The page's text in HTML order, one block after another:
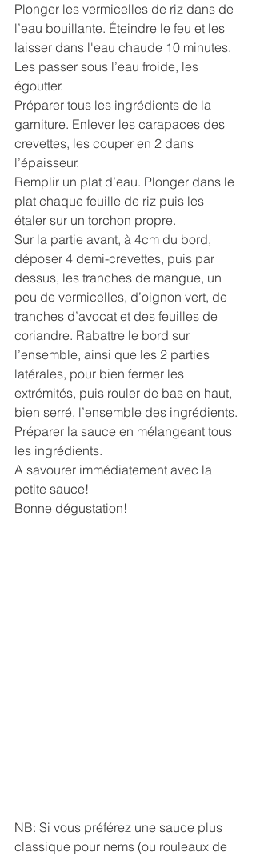
Plonger les vermicelles de riz dans de
l’eau bouillante. Éteindre le feu et les
laisser dans l'eau chaude 10 minutes.
Les passer sous l’eau froide, les
égoutter.
Préparer tous les ingrédients de la
garniture. Enlever les carapaces des
crevettes, les couper en 2 dans
l’épaisseur.
Remplir un plat d’eau. Plonger dans le
plat chaque feuille de riz puis les
étaler sur un torchon propre.
Sur la partie avant, à 4cm du bord,
déposer 4 demi-crevettes, puis par
dessus, les tranches de mangue, un
peu de vermicelles, d’oignon vert, de
tranches d’avocat et des feuilles de
coriandre. Rabattre le bord sur
l’ensemble, ainsi que les 2 parties
latérales, pour bien fermer les
extrémités, puis rouler de bas en haut,
bien serré, l’ensemble des ingrédients.
Préparer la sauce en mélangeant tous
les ingrédients.
A savourer immédiatement avec la
petite sauce!
Bonne dégustation!
NB: Si vous préférez une sauce plus
classique pour nems (ou rouleaux de